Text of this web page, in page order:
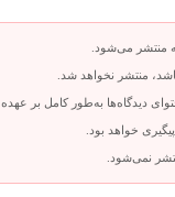
منتشر می‌شود.
منتشر نخواهد شد.
دیدگاه‌ها به‌طور کامل بر عهده
خواهد بود.
نمی‌شود.